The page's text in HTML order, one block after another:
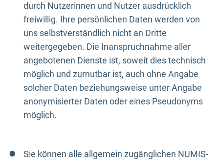
durch Nutzerinnen und Nutzer ausdrücklich
freiwillig. Ihre persönlichen Daten werden von
uns selbstverständlich nicht an Dritte
weitergegeben. Die Inanspruchnahme aller
angebotenen Dienste ist, soweit dies technisch
möglich und zumutbar ist, auch ohne Angabe
solcher Daten beziehungsweise unter Angabe
anonymisierter Daten oder eines Pseudonyms
möglich.
Sie können alle allgemein zugänglichen NUMIS-